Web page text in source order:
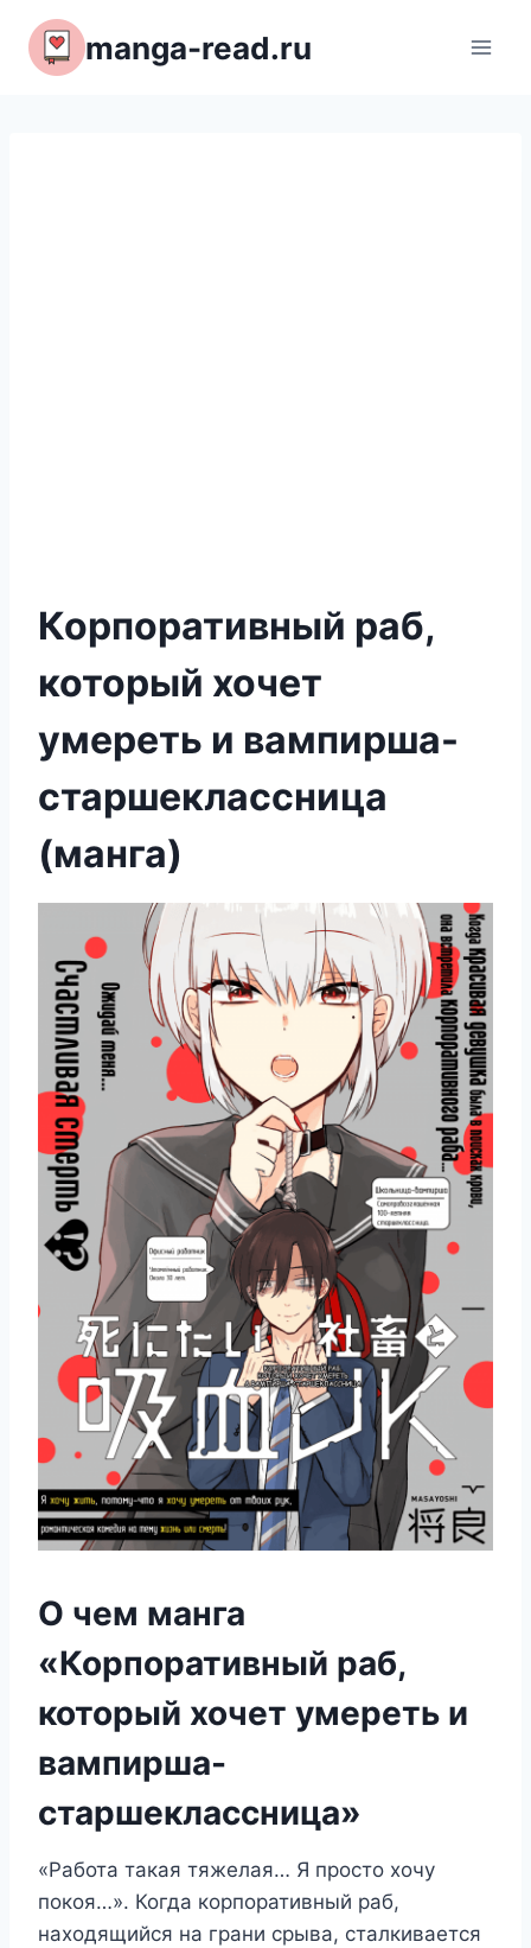
Перейти
содержимому
manga-read.ru
Корпоративный раб,
который хочет
умереть и вампирша-
старшеклассница
(манга)
О чем манга
«Корпоративный раб,
который хочет умереть и
вампирша-
старшеклассница»
«Работа такая тяжелая… Я просто хочу
покоя…». Когда корпоративный раб,
находящийся на грани срыва, сталкивается